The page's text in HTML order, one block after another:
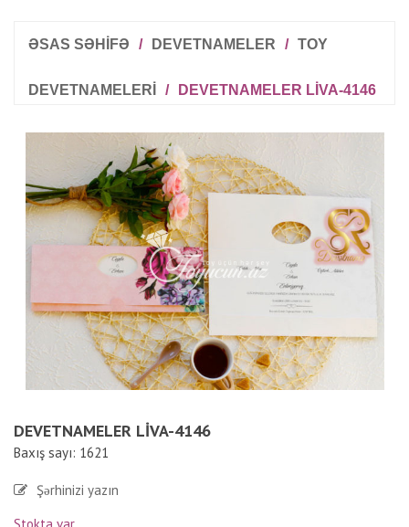
ƏSAS SƏHİFƏ / DEVETNAMELER / TOY
DEVETNAMELERI / DEVETNAMELER LIVA-4146
DEVETNAMELER LIVA-4146
Baxış sayı: 1621
Şərhinizi yazın
Stokta var